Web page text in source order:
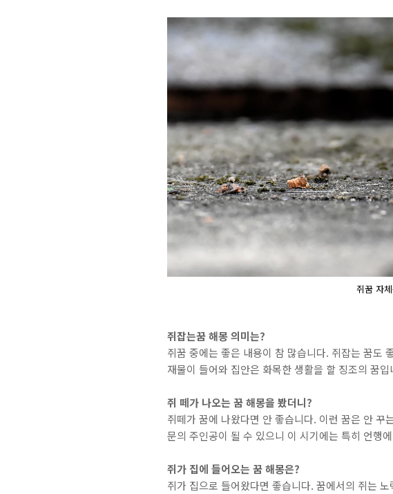
쥐꿈 자
쥐잡는꿈 해몽 의미는?
쥐꿈 중에는 좋은 내용이 참 많습니다. 쥐잡는 꿈도
재물이 들어와 집안은 화목한 생활을 할 징조의 꿈입
쥐 떼가 나오는 꿈 해몽을 봤더니?
쥐떼가 꿈에 나왔다면 안 좋습니다. 이런 꿈은 안
문의 주인공이 될 수 있으니 이 시기에는 특히 언행
쥐가 집에 들어오는 꿈 해몽은?
쥐가 집으로 들어왔다면 좋습니다. 꿈에서의 쥐는